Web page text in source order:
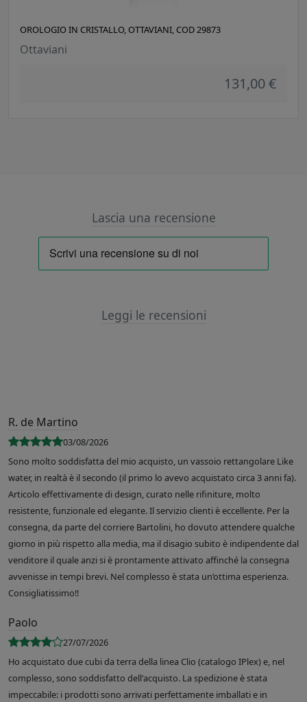
OROLOGIO IN CRISTALLO, OTTAVIANI, COD 29873
Ottaviani
131,00 €
Lascia una recensione
Leggi le recensioni
R. de Martino
03/08/2026
Sono molto soddisfatta del mio acquisto, un vassoio rettangolare Like
water, in realtà è il secondo (il primo lo avevo acquistato circa 3 anni fa).
Articolo effettivamente di design, curato nelle rifiniture, molto
resistente, funzionale ed elegante. Il servizio clienti è eccellente. Per la
consegna, da parte del corriere Bartolini, ho dovuto attendere qualche
giorno in più rispetto alla media, ma il disagio subito è indipendente dal
venditore il quale anzi si è prontamente attivato affinché la consegna
avvenisse in tempi brevi. Nel complesso è stata un’ottima esperienza.
Consigliatissimo!!
Paolo
27/07/2026
Ho acquistato due cubi da terra della linea Clio (catalogo IPlex) e, nel
complesso, sono soddisfatto dell'acquisto. La spedizione è stata
impeccabile: i prodotti sono arrivati perfettamente imballati e in